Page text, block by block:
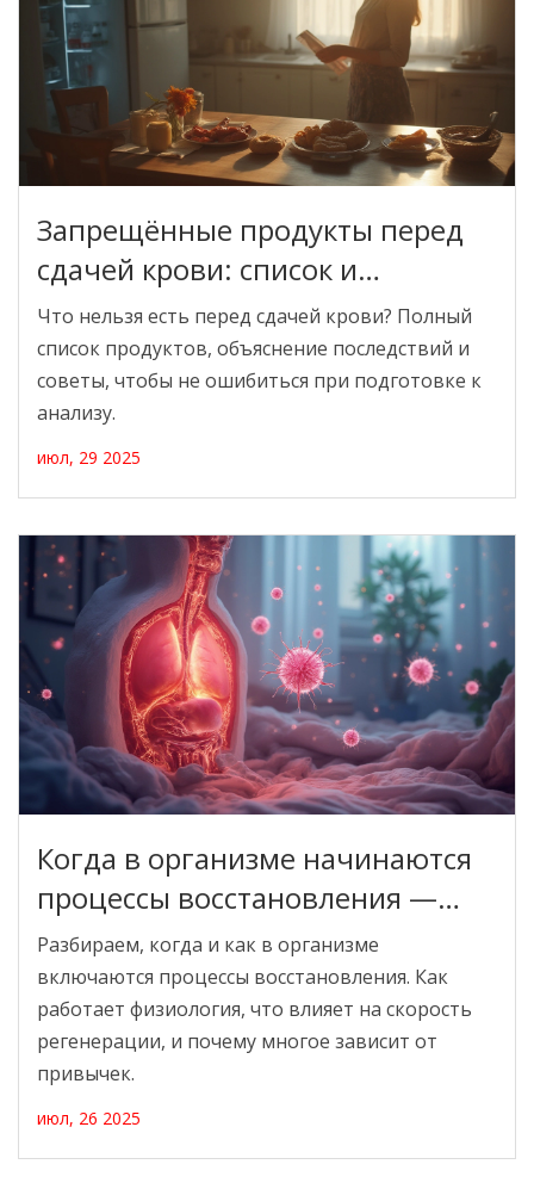
Запрещённые продукты перед
сдачей крови: список и
полезные советы
Что нельзя есть перед сдачей крови? Полный
список продуктов, объяснение последствий и
советы, чтобы не ошибиться при подготовке к
анализу.
июл, 29 2025
Когда в организме начинаются
процессы восстановления —
физиология и лайфхаки
Разбираем, когда и как в организме
включаются процессы восстановления. Как
работает физиология, что влияет на скорость
регенерации, и почему многое зависит от
привычек.
июл, 26 2025